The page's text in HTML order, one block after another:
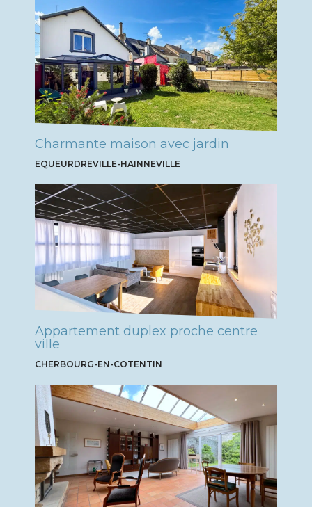
Charmante maison avec jardin
EQUEURDREVILLE-HAINNEVILLE
Appartement duplex proche centre
ville
CHERBOURG-EN-COTENTIN